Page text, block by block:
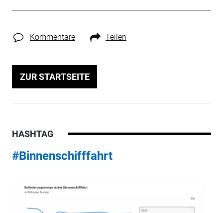
Kommentare Teilen
ZUR STARTSEITE
HASHTAG
#Binnenschifffahrt